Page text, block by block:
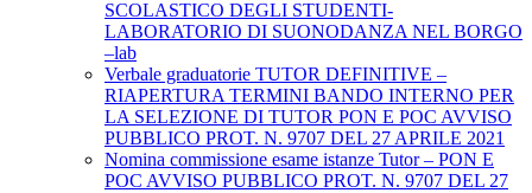
SCOLASTICO DEGLI STUDENTI-
LABORATORIO DI SUONODANZA NEL BORGO
–lab
Verbale graduatorie TUTOR DEFINITIVE –
RIAPERTURA TERMINI BANDO INTERNO PER
LA SELEZIONE DI TUTOR PON E POC AVVISO
PUBBLICO PROT. N. 9707 DEL 27 APRILE 2021
Nomina commissione esame istanze Tutor – PON E
POC AVVISO PUBBLICO PROT. N. 9707 DEL 27